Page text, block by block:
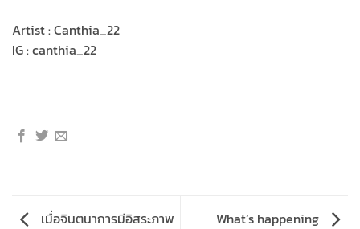
Artist : Canthia_22
IG : canthia_22
เมื่อจินตนาการมีอิสระภาพ What‘s happening